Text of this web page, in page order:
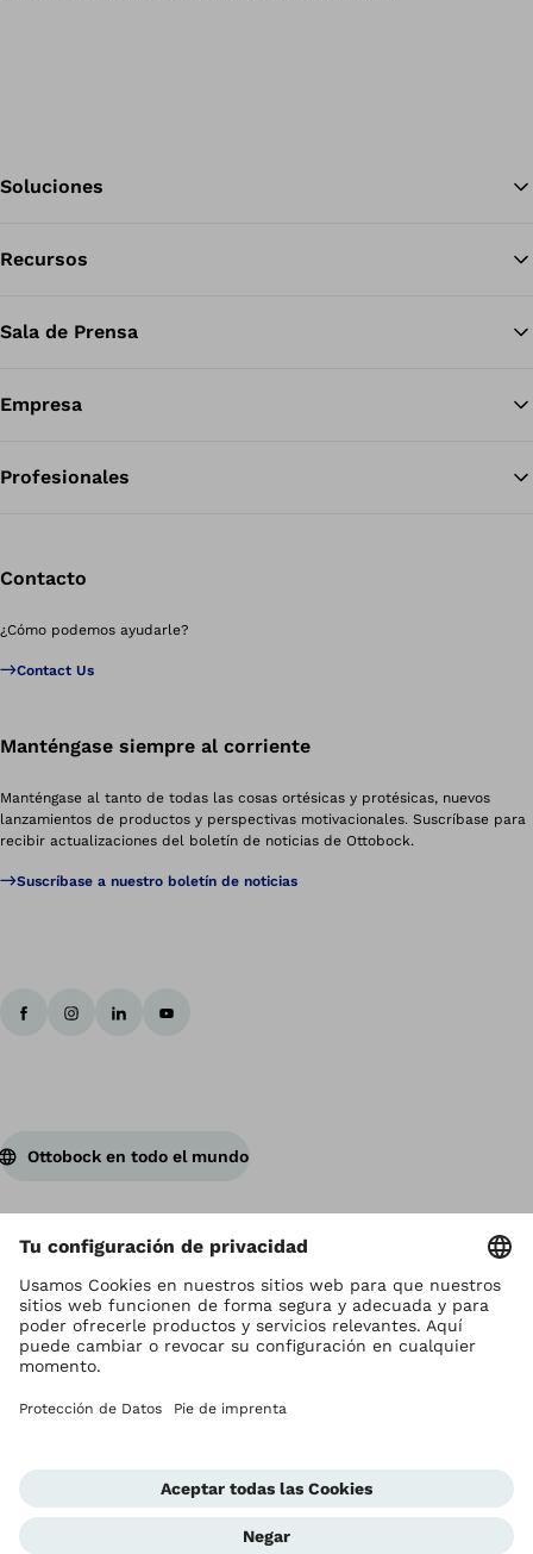
Soluciones
Recursos
Sala de Prensa
Empresa
Profesionales
Contacto
¿Cómo podemos ayudarle?
Contact Us
Manténgase siempre al corriente
Manténgase al tanto de todas las cosas ortésicas y protésicas, nuevos
lanzamientos de productos y perspectivas motivacionales. Suscríbase para
recibir actualizaciones del boletín de noticias de Ottobock.
Suscríbase a nuestro boletín de noticias
Ottobock en todo el mundo
Los derechos de autor son propiedad de Ottobock
Configuración de cookies
Terms and Conditions
Aviso de Privacidad
Impresión
Global